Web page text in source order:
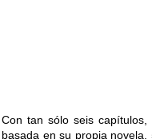
Con tan sólo seis
basada en su propia novela,